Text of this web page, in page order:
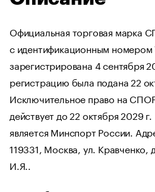
Официальная торговая
с идентификационным номером
зарегистрирована 4 сентября
регистрацию была подана 22
Исключительное право на
действует до 22 октября 2029
является Минспорт России.
119331, Москва, ул. Кравченко,
И.Я..